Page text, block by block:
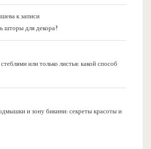
к записи
шторы для декора?
или только листья: какой способ
и зону бикини: секреты красоты и